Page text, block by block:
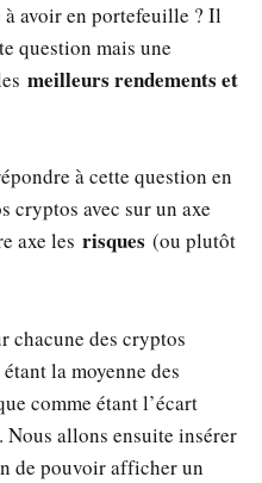
avoir en portefeuille ? Il
question mais une
meilleurs rendements et
à cette question en
cryptos avec sur un axe
axe les risques (ou plutôt
chacune des cryptos
la moyenne des
comme étant l’écart
Nous allons ensuite insérer
de pouvoir afficher un